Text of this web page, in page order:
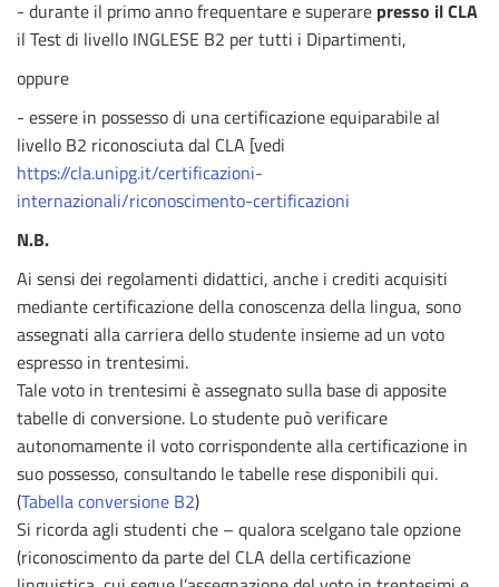
- durante il primo anno frequentare e superare presso il CLA
il Test di livello INGLESE B2 per tutti i Dipartimenti,
oppure
- essere in possesso di una certificazione equiparabile al
livello B2 riconosciuta dal CLA [vedi
https://cla.unipg.it/certificazioni-
internazionali/riconoscimento-certificazioni
N.B.
Ai sensi dei regolamenti didattici, anche i crediti acquisiti
mediante certificazione della conoscenza della lingua, sono
assegnati alla carriera dello studente insieme ad un voto
espresso in trentesimi.
Tale voto in trentesimi è assegnato sulla base di apposite
tabelle di conversione. Lo studente può verificare
autonomamente il voto corrispondente alla certificazione in
suo possesso, consultando le tabelle rese disponibili qui.
(Tabella conversione B2)
Si ricorda agli studenti che – qualora scelgano tale opzione
(riconoscimento da parte del CLA della certificazione